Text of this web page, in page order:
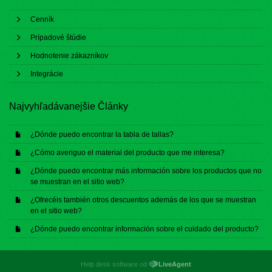
Cenník
Prípadové štúdie
Hodnotenie zákazníkov
Integrácie
Najvyhľadávanejšie Články
¿Dónde puedo encontrar la tabla de tallas?
¿Cómo averiguo el material del producto que me interesa?
¿Dónde puedo encontrar más información sobre los productos que no
se muestran en el sitio web?
¿Ofrecéis también otros descuentos además de los que se muestran
en el sitio web?
¿Dónde puedo encontrar información sobre el cuidado del producto?
Help desk software od LiveAgent